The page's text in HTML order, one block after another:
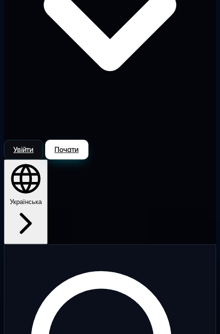
Увійти Почати
Українська